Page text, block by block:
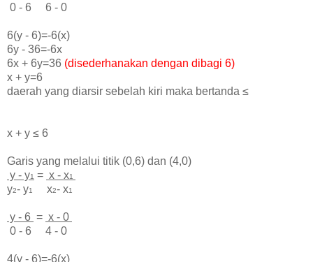
0 - 6 6 - 0
6(y - 6)=-6(x)
6y - 36=-6x
6x + 6y=36 (disederhanakan dengan dibagi 6)
x + y=6
daerah yang diarsir sebelah kiri maka bertanda ≤
x + y ≤ 6
Garis yang melalui titik (0,6) dan (4,0)
y - y1 = x - x1
y2- y1 x2- x1
y - 6 = x - 0
0 - 6 4 - 0
4(y - 6)=-6(x)